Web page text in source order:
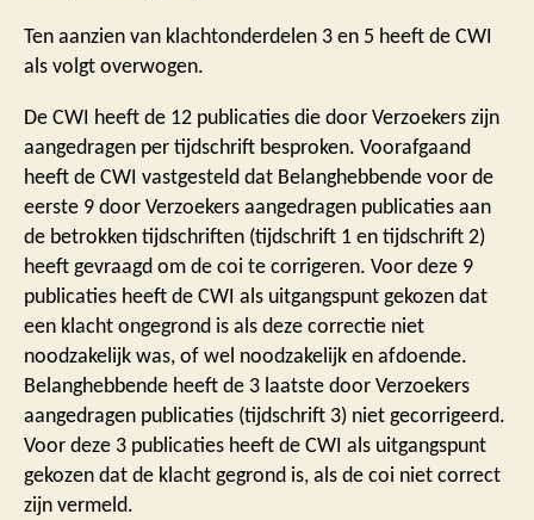
Ten aanzien van klachtonderdelen 3 en 5 heeft de CWI
als volgt overwogen.
De CWI heeft de 12 publicaties die door Verzoekers zijn
aangedragen per tijdschrift besproken. Voorafgaand
heeft de CWI vastgesteld dat Belanghebbende voor de
eerste 9 door Verzoekers aangedragen publicaties aan
de betrokken tijdschriften (tijdschrift 1 en tijdschrift 2)
heeft gevraagd om de coi te corrigeren. Voor deze 9
publicaties heeft de CWI als uitgangspunt gekozen dat
een klacht ongegrond is als deze correctie niet
noodzakelijk was, of wel noodzakelijk en afdoende.
Belanghebbende heeft de 3 laatste door Verzoekers
aangedragen publicaties (tijdschrift 3) niet gecorrigeerd.
Voor deze 3 publicaties heeft de CWI als uitgangspunt
gekozen dat de klacht gegrond is, als de coi niet correct
zijn vermeld.